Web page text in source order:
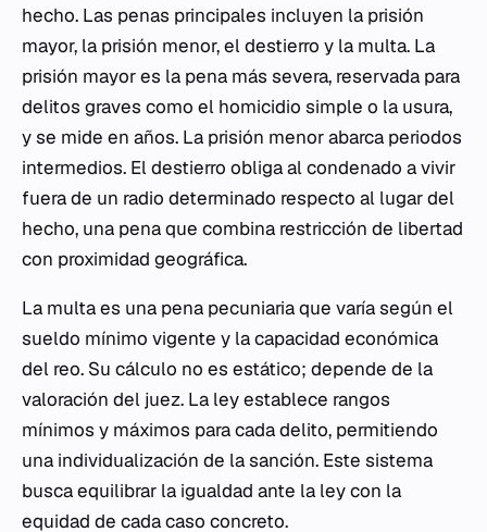
hecho. Las penas principales incluyen la prisión
mayor, la prisión menor, el destierro y la multa. La
prisión mayor es la pena más severa, reservada para
delitos graves como el homicidio simple o la usura,
y se mide en años. La prisión menor abarca periodos
intermedios. El destierro obliga al condenado a vivir
fuera de un radio determinado respecto al lugar del
hecho, una pena que combina restricción de libertad
con proximidad geográfica.
La multa es una pena pecuniaria que varía según el
sueldo mínimo vigente y la capacidad económica
del reo. Su cálculo no es estático; depende de la
valoración del juez. La ley establece rangos
mínimos y máximos para cada delito, permitiendo
una individualización de la sanción. Este sistema
busca equilibrar la igualdad ante la ley con la
equidad de cada caso concreto.